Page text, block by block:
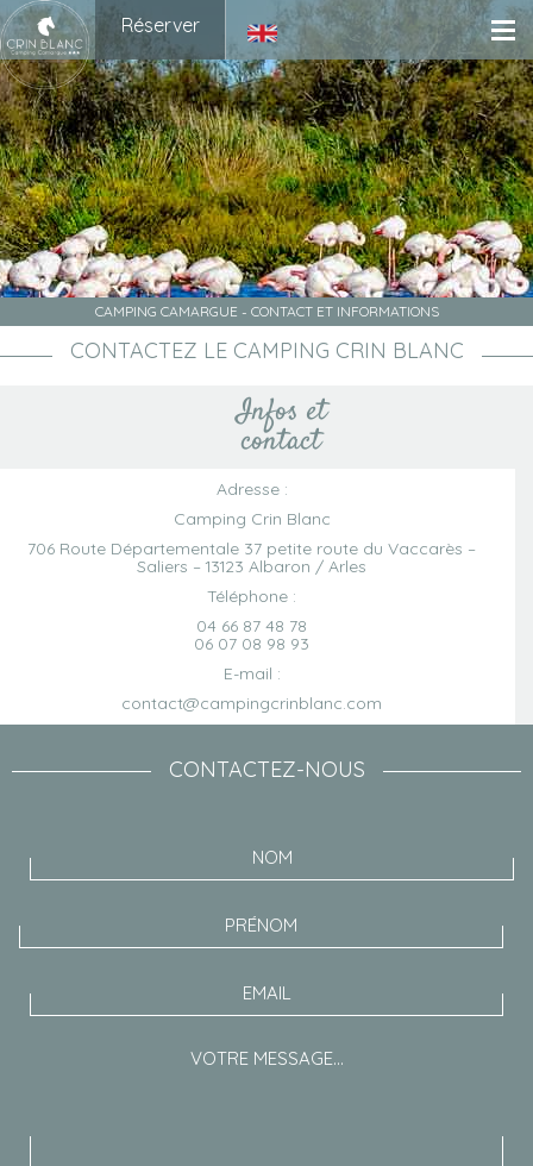
CAMPING CAMARGUE - CONTACT ET INFORMATIONS
CONTACTEZ LE CAMPING CRIN BLANC
Infos et
contact
Adresse :
Camping Crin Blanc
706 Route Départementale 37 petite route du Vaccarès –
Saliers – 13123 Albaron / Arles
Téléphone :
04 66 87 48 78
06 07 08 98 93
E-mail :
contact@campingcrinblanc.com
CONTACTEZ-NOUS
Réserver